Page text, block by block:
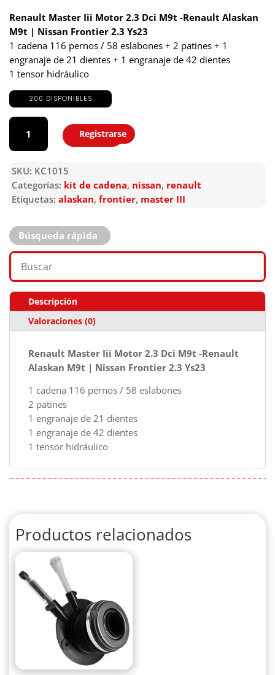
Renault Master Iii Motor 2.3 Dci M9t -Renault Alaskan
M9t | Nissan Frontier 2.3 Ys23
1 cadena 116 pernos / 58 eslabones + 2 patines + 1
engranaje de 21 dientes + 1 engranaje de 42 dientes
1 tensor hidráulico
200 DISPONIBLES
KC1015
cantidad
Agregar
Registrarse
SKU: KC1015
Categorías: kit de cadena, nissan, renault
Etiquetas: alaskan, frontier, master III
Búsqueda rápida
Descripción
Valoraciones (0)
Renault Master Iii Motor 2.3 Dci M9t -Renault
Alaskan M9t | Nissan Frontier 2.3 Ys23
1 cadena 116 pernos / 58 eslabones
2 patines
1 engranaje de 21 dientes
1 engranaje de 42 dientes
1 tensor hidráulico
Productos relacionados